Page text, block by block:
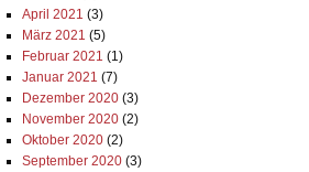
April 2021 (3)
März 2021 (5)
Februar 2021 (1)
Januar 2021 (7)
Dezember 2020(3)
November 2020(2)
Oktober 2020(2)
September 2020(3)